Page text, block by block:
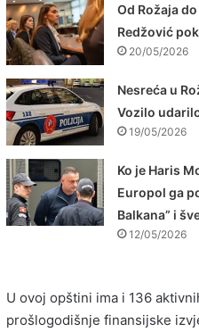
Od Rožaja
Redžović
20/05/2026
Nesreća u
Vozilo
19/05/2026
Ko je Haris
Europol ga
Balkana” i
12/05/2026
U ovoj opštini ima i 136
prošlogodišnje finansijske